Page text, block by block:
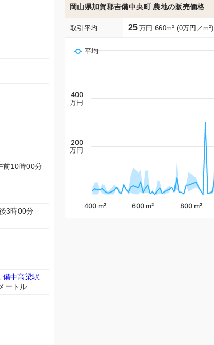
前10時00分
3時00分
備中高梁駅
ートル
岡山県加賀郡吉備中央町 農地の販売価格
取引平均 25 万円 660m² (0万円／m²)
平均
400 m² 600 m² 800 m²
200
万円
400
万円